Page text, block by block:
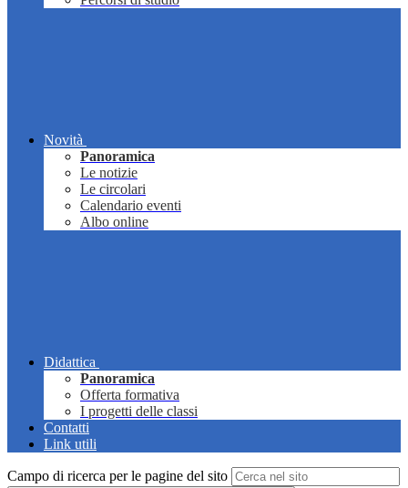
Novità
Panoramica
Le notizie
Le circolari
Calendario eventi
Albo online
Didattica
Panoramica
Offerta formativa
I progetti delle classi
Contatti
Link utili
Campo di ricerca per le pagine del sito